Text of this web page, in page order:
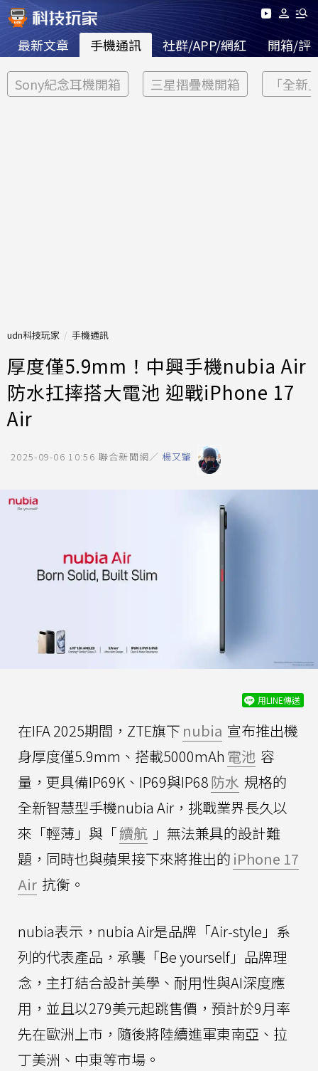
最新文章 手機通訊 社群/APP/網紅 開箱/評
Sony紀念耳機開箱 三星摺疊機開箱 「全新
udn科技玩家 手機通訊
厚度僅5.9mm！中興手機nubia Air
防水扛摔搭大電池 迎戰iPhone 17
Air
2025-09-06 10:56 聯合新聞網／ 楊又肇
用LINE傳送
在IFA 2025期間，ZTE旗下 nubia 宣布推出機
身厚度僅5.9mm、搭載5000mAh 電池 容
量，更具備IP69K、IP69與IP68防水 規格的
全新智慧型手機nubia Air，挑戰業界長久以
來「輕薄」與「續航 」無法兼具的設計難
題，同時也與蘋果接下來將推出的 iPhone 17
Air 抗衡。
nubia表示，nubia Air是品牌「Air-style」系
列的代表產品，承襲「Be yourself」品牌理
念，主打結合設計美學、耐用性與AI深度應
用，並且以279美元起跳售價，預計於9月率
先在歐洲上市，隨後將陸續進軍東南亞、拉
丁美洲、中東等市場。